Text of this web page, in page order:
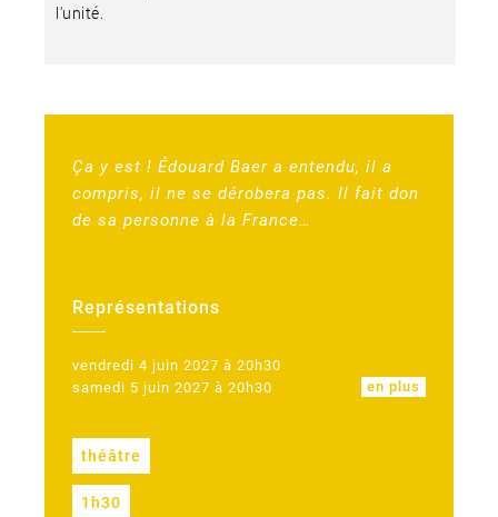
Ça y est ! Édouard Baer a entendu, il a
compris, il ne se dérobera pas. Il fait don
de sa personne à la France…
Représentations
vendredi 4 juin 2027 à 20h30
samedi 5 juin 2027 à 20h30
en plus
théâtre
1h30
l'unité.